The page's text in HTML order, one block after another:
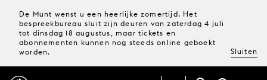
De Munt wenst u een heerlijke zomertijd. Het
bespreekbureau sluit zijn deuren van zaterdag 4 juli
tot dinsdag 18 augustus, maar tickets en
abonnementen kunnen nog steeds online geboekt
worden.
Sluiten